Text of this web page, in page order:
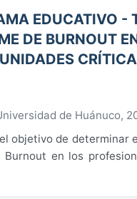
EDUCATIVO -
DE BURNOUT
de Huánuco,
objetivo de determinar
en los